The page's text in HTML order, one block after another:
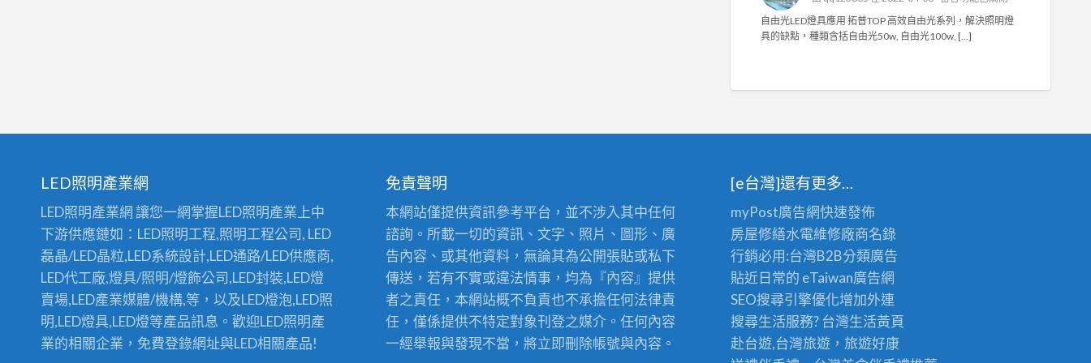
燈
具
改
銀
燈
〈
自
由
E
具
自由光LED燈具應用 拓普TOP 高效自由光系列，解決照明燈
具的缺點，種類含括自由光50w, 自由光100w, […]
LED照明產業網
LED照明產業網 讓您一網掌握LED照明產業上中
下游供應鏈如：LED照明工程,照明工程公司, LED
磊晶/LED晶粒,LED系統設計,LED通路/LED供應商,
LED代工廠,燈具/照明/燈飾公司,LED封裝,LED燈
賣場,LED產業媒體/機構,等，以及LED燈泡,LED照
明,LED燈具,LED燈等產品訊息。歡迎LED照明產
業的相關企業，免費登錄網址與LED相關產品!
免責聲明
本網站僅提供資訊參考平台，並不涉入其中任何
諮詢。所載一切的資訊、文字、照片、圖形、廣
告內容、或其他資料，無論其為公開張貼或私下
傳送，若有不實或違法情事，均為『內容』提供
者之責任，本網站概不負責也不承擔任何法律責
任，僅係提供不特定對象刊登之媒介。任何內容
一經舉報與發現不當，將立即刪除帳號與內容。
[e台灣]還有更多…
myPost廣告網快速發佈
房屋修繕水電維修廠商名錄
行銷必用:台灣B2B分類廣告
貼近日常的 eTaiwan廣告網
SEO搜尋引擎優化增加外連
搜尋生活服務? 台灣生活黃頁
赴台遊,台灣旅遊 ，旅遊好康